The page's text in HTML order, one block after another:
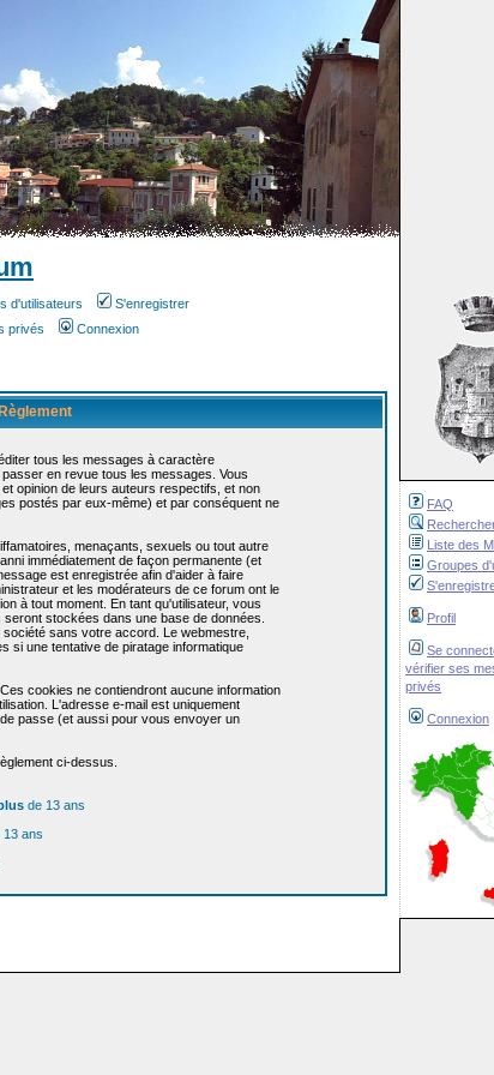
FAQ
Liste des
Groupes
Profil
Se
vérifier ses
privés
Connexion
d'utilisateurs
S'enregistrer
privés Connexion
tous les messages à caractère
en revue tous les messages. Vous
opinion de leurs auteurs respectifs, et non
postés par eux-même) et par conséquent ne
menaçants, sexuels ou tout autre
immédiatement de façon permanente (et
est enregistrée afin d'aider à faire
et les modérateurs de ce forum ont le
à tout moment. En tant qu'utilisateur, vous
stockées dans une base de données.
sans votre accord. Le webmestre,
si une tentative de piratage informatique
cookies ne contiendront aucune information
L'adresse e-mail est uniquement
passe (et aussi pour vous envoyer un
ci-dessus.
de 13 ans
13 ans